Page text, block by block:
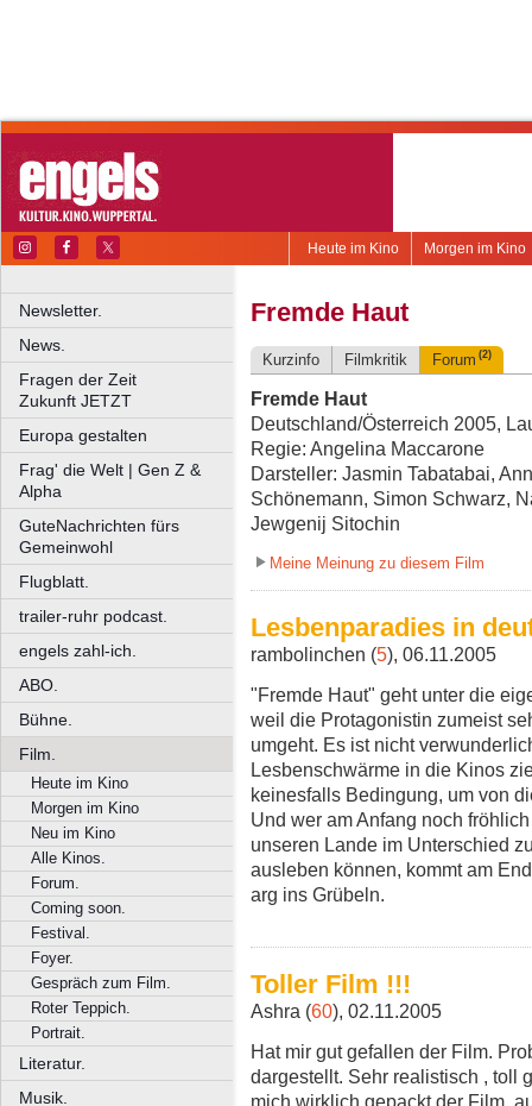
Morgen im Kino
Heute im Kino
Newsletter.
News.
Fragen der Zeit
Zukunft JETZT
Europa gestalten
Frag' die Welt | Gen Z &
Alpha
GuteNachrichten fürs
Gemeinwohl
Flugblatt.
trailer-ruhr podcast.
engels zahl-ich.
ABO.
Bühne.
Film.
Heute im Kino
Morgen im Kino
Neu im Kino
Alle Kinos.
Forum.
Coming soon.
Festival.
Foyer.
Gespräch zum Film.
Roter Teppich.
Portrait.
Literatur.
Musik.
Fremde Haut
Kurzinfo Filmkritik Forum (2)
Fremde Haut
Deutschland/Österreich 2005,
Regie: Angelina Maccarone
Darsteller: Jasmin Tabatabai,
Schönemann, Simon Schwarz,
Jewgenij Sitochin
Meine Meinung zu diesem Film
Lesbenparadies in
rambolinchen (5), 06.11.2005
"Fremde Haut" geht unter die
weil die Protagonistin zumeist
umgeht. Es ist nicht
Lesbenschwärme in die Kinos
keinesfalls Bedingung, um von
Und wer am Anfang noch
unseren Lande im Unterschied
ausleben können, kommt am
arg ins Grübeln.
Toller Film !!!
Ashra (60), 02.11.2005
Hat mir gut gefallen der Film.
dargestellt. Sehr realistisch , toll
mich wirklich gepackt der Film,